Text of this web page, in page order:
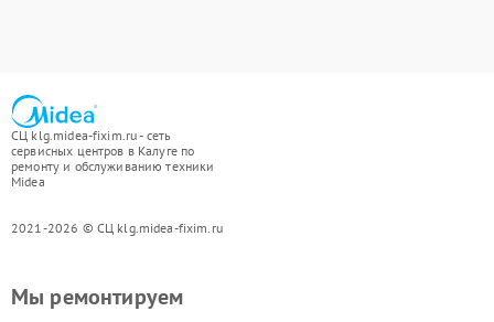
СЦ klg.midea-fixim.ru - сеть
сервисных центров в Калуге по
ремонту и обслуживанию техники
Midea
2021-2026 © СЦ klg.midea-fixim.ru
Мы ремонтируем